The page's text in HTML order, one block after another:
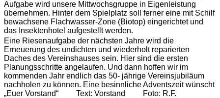
Aufgabe wird unsere Mittwochsgruppe in Eigenleistung
übernehmen. Hinter dem Spielplatz soll ferner eine mit Schilf
bewachsene Flachwasser-Zone (Biotop) eingerichtet und
das Insektenhotel aufgestellt werden.
Eine Riesenaufgabe der nächsten Jahre wird die
Erneuerung des undichten und wiederholt reparierten
Daches des Vereinshauses sein. Hier sind die ersten
Planungsschritte angelaufen. Und dann hoffen wir im
kommenden Jahr endlich das 50- jährige Vereinsjubiläum
nachholen zu können. Eine besinnliche Adventszeit wünscht
„Euer Vorstand“ Text: Vorstand Foto: R.F.